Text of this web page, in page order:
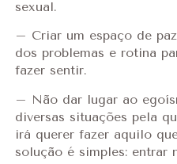
sexual.
– Criar um espaço de
dos problemas e rotina
fazer sentir.
– Não dar lugar ao
diversas situações pela
irá querer fazer aquilo
solução é simples: entrar